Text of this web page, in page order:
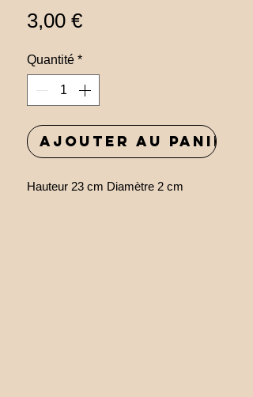
3,00 €Prix
Quantité *
Ajouter au panier
Hauteur 23 cm Diamètre 2 cm